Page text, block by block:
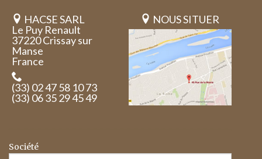
HACSE SARL
Le Puy Renault
37220 Crissay sur
Manse
France
(33) 02 47 58 10 73
(33) 06 35 29 45 49
NOUS SITUER
Société